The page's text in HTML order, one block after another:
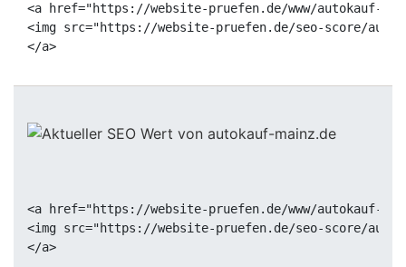
<a href="https://website-pruefen.de/www/autokauf-
<img src="https://website-pruefen.de/seo-score/
<a href="https://website-pruefen.de/www/autokauf-
<img src="https://website-pruefen.de/seo-score/